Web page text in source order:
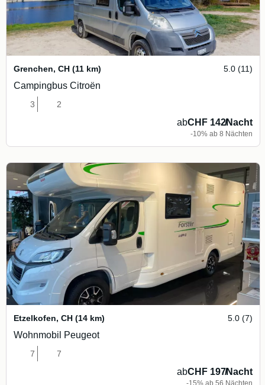
Grenchen, CH (11 km) 5.0 (11)
Campingbus Citroën
3 2
abCHF 142/Nacht
-10% ab 8 Nächten
Etzelkofen, CH (14 km) 5.0 (7)
Wohnmobil Peugeot
7 7
abCHF 197/Nacht
-15% ab 56 Nächten